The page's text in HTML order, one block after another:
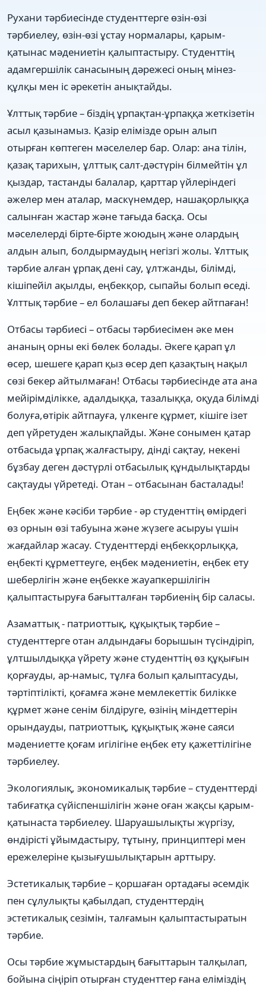
Рухани тәрбиесінде студенттерге өзін-өзі
тәрбиелеу, өзін-өзі ұстау нормалары, қарым-
қатынас мәдениетін қалыптастыру. Студенттің
адамгершілік санасының дәрежесі оның мінез-
құлқы мен іс әрекетін анықтайды.
Ұлттық тәрбие – бiздiң ұрпақтан-ұрпақ­қа жеткiзетiн
асыл қазынамыз. Қазiр елiмiзде орын алып
отырған көптеген мәселелер бар. Олар: ана тiлiн,
қазақ тарихын, ұлттық салт-дәстүрiн бiлмейтiн ұл
қыздар, тастанды балалар, қарт­тар үйлерiндегi
әжелер мен аталар, маскүнемдер, нашақорлыққа
салынған жастар және тағыда басқа. Осы
мәселелерді бiрте-бiрте жоюдың және олардың
алдын алып, болдырмаудың негiзгi жолы. Ұлттық
тәрбие алған ұр­пақ денi сау, ұлт­жанды, бiлiмдi,
кiшiпейiл ақылды, еңбекқор, сыпайы болып өседi.
Ұлттық тәрбие – ел болашағы деп бекер айтпаған!
Отбасы тәрбиесі – отбасы тәрбиесімен әке мен
ананың орны екі бөлек болады. Әкеге қарап ұл
өсер, шешеге қарап қыз өсер деп қазақтың нақыл
сөзі бекер айтылмаған! Отбасы тәрбиесінде ата ана
мейірімділікке, адалдыққа, тазалыққа, оқуда білімді
болуға,өтірік айтпауға, үлкенге құрмет, кішіге ізет
деп үйретуден жалықпайды. Және сонымен қатар
отбасыда ұрпақ жалғастыру, дінді сақтау, некені
бұзбау деген дәстүрлі отбасылық құндылықтарды
сақтауды үйретеді. Отан – отбасынан басталады!
Еңбек және кәсіби тәрбие - әр студенттің өмірдегі
өз орнын өзі табуына және жүзеге асыруы үшін
жағдайлар жасау. Студенттерді еңбекқорлыққа,
еңбекті құрметтеуге, еңбек мәдениетін, еңбек ету
шеберлігін және еңбекке жауапкершілігін
қалыптастыруға бағытталған тәрбиенің бір саласы.
Азаматтық - патриоттық, құқықтық тәрбие –
студенттерге отан алдындағы борышын түсіндіріп,
ұлтшылдыққа үйрету және студенттің өз құқығын
қорғауды, ар-намыс, тұлға болып қалыптасуды,
тәртіптілікті, қоғамға және мемлекеттік билікке
құрмет және сенім білдіруге, өзінің міндеттерін
орындауды, патриоттық, құқықтық және саяси
мәдениетте қоғам игілігіне еңбек ету қажеттілігіне
тәрбиелеу.
Экологиялық, экономикалық тәрбие – студенттерді
табиғатқа сүйіспеншілігін және оған жақсы қарым-
қатынаста тәрбиелеу. Шаруашылықты жүргізу,
өндірісті ұйымдастыру, тұтыну, принциптері мен
ережелеріне қызығушылықтарын арттыру.
Эстетикалық тәрбие – қоршаған ортадағы әсемдік
пен сұлулықты қабылдап, студенттердің
эстетикалық сезімін, талғамын қалыптастыратын
тәрбие.
Осы тәрбие жұмыстардың бағыттарын талқылап,
бойына сіңіріп отырған студенттер ғана еліміздің